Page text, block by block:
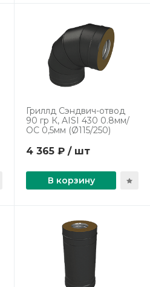
Гриллд Сэндвич-отвод
90 гр К, AISI 430 0.8мм/
ОС 0,5мм (Ø115/250)
4 365 ₽ / шт
В корзину